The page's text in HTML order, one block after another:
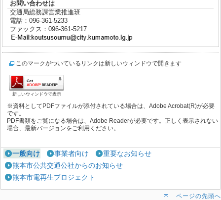
お問い合わせは
交通局総務課営業推進班
電話：096-361-5233
ファックス：096-361-5217
このマークがついているリンクは新しいウィンドウで開きます
新しいウィンドウで表示
※資料としてPDFファイルが添付されている場合は、Adobe Acrobat(R)が必要
です。
PDF書類をご覧になる場合は、Adobe Readerが必要です。正しく表示されない
場合、最新バージョンをご利用ください。
一般向け 事業者向け
重要なお知らせ
熊本市公共交通公社からのお知らせ
熊本市電再生プロジェクト
ページの先頭へ